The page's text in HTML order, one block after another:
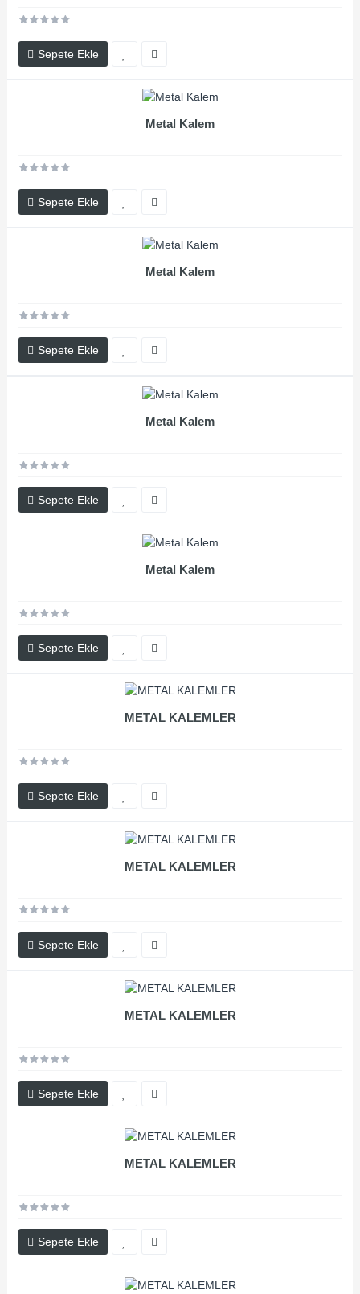
Sepete Ekle
Metal Kalem
Sepete Ekle
Metal Kalem
Sepete Ekle
Metal Kalem
Sepete Ekle
Metal Kalem
Sepete Ekle
METAL KALEMLER
Sepete Ekle
METAL KALEMLER
Sepete Ekle
METAL KALEMLER
Sepete Ekle
METAL KALEMLER
Sepete Ekle